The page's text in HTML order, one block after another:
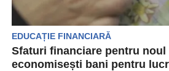
EDUCAȚIE FINANCIARĂ
Sfaturi financiare pentru noul
economisești bani pentru